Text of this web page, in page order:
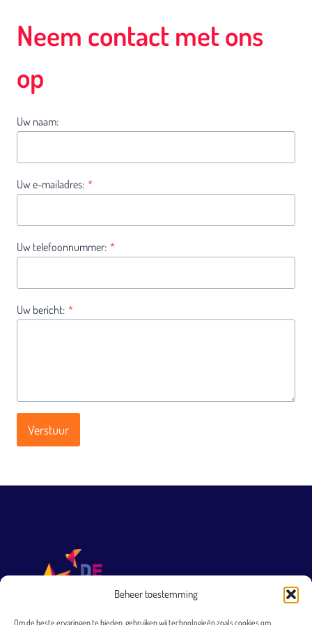
Beheer toestemming
Om de beste ervaringen te bieden, gebruiken wij technologieën zoals cookies om
Neem contact met ons
op
Uw naam:
Uw e-mailadres: *
Uw telefoonnummer: *
Uw bericht: *
Verstuur